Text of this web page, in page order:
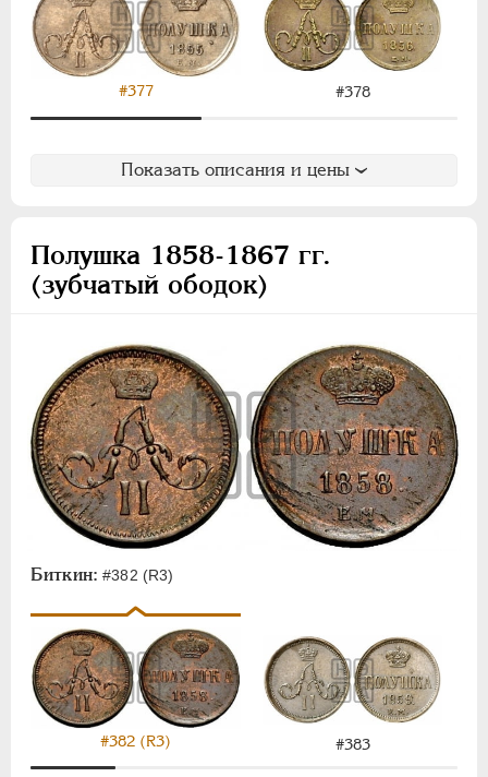
#377 #378
Показать описания и цены
Полушка 1858-1867 гг.
(зубчатый ободок)
Биткин: #382 (R3)
#382 (R3) #383
Пробные
Для Финляндии
АЛЕКСАНДР III
НИКОЛАЙ II 1894-1917
ИНОСТРАННЫЕ 1768-1918